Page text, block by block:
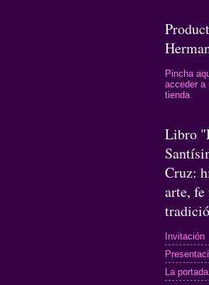
Pincha
acceder a
tienda
Libro
Cruz:
arte, fe
Invitación
La portada